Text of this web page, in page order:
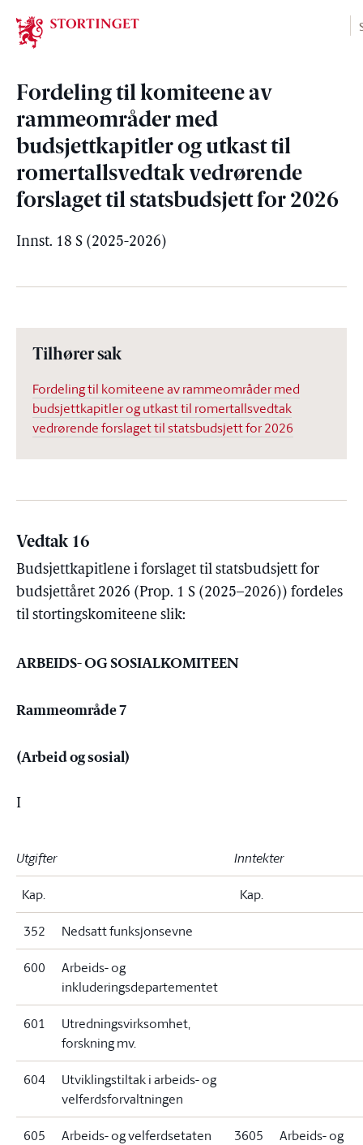
Stortinget.no
Fordeling til komiteene av
rammeområder med
budsjettkapitler og utkast til
romertallsvedtak vedrørende
forslaget til statsbudsjett for 2026
Innst. 18 S (2025-2026)
Tilhører sak
Fordeling til komiteene av rammeområder med
budsjettkapitler og utkast til romertallsvedtak
vedrørende forslaget til statsbudsjett for 2026
Vedtak 16
Budsjettkapitlene i forslaget til statsbudsjett for
budsjettåret 2026 (Prop. 1 S (2025–2026)) fordeles
til stortingskomiteene slik:
ARBEIDS- OG SOSIALKOMITEEN
Rammeområde 7
(Arbeid og sosial)
I
Utgifter Inntekter
Kap. Kap.
352 Nedsatt funksjonsevne
600
Arbeids- og
inkluderingsdepartementet
601
Utredningsvirksomhet,
forskning mv.
604
Utviklingstiltak i arbeids- og
velferdsforvaltningen
605 Arbeids- og velferdsetaten 3605
Arbeids- og